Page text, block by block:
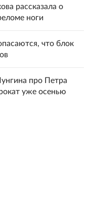
рассказала о
ноги
что блок
про Петра
уже осенью